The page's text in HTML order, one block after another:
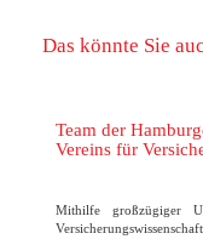
Das könnte Sie
Team der
Vereins für
Mithilfe großzügiger